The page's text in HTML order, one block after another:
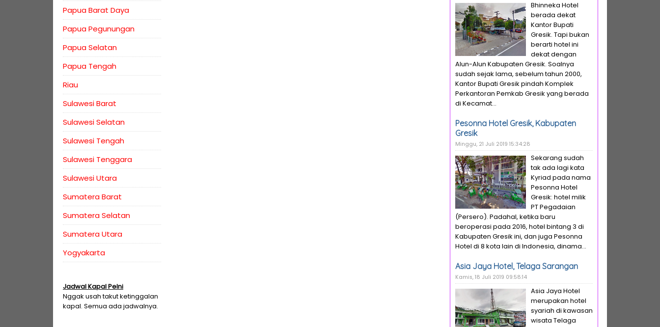
Papua Barat Daya
Papua Pegunungan
Papua Selatan
Papua Tengah
Riau
Sulawesi Barat
Sulawesi Selatan
Sulawesi Tengah
Sulawesi Tenggara
Sulawesi Utara
Sumatera Barat
Sumatera Selatan
Sumatera Utara
Yogyakarta
Jadwal Kapal Pelni
Nggak usah takut ketinggalan
kapal. Semua ada jadwalnya.
Bhinneka Hotel
berada dekat
Kantor Bupati
Gresik. Tapi bukan
berarti hotel ini
dekat dengan
Alun-Alun Kabupaten Gresik. Soalnya
sudah sejak lama, sebelum tahun 2000,
Kantor Bupati Gresik pindah Komplek
Perkantoran Pemkab Gresik yang berada
di Kecamat...
Pesonna Hotel Gresik, Kabupaten
Gresik
Minggu, 21 Juli 2019 15:34:28
Sekarang sudah
tak ada lagi kata
Kyriad pada nama
Pesonna Hotel
Gresik: hotel milik
PT Pegadaian
(Persero). Padahal, ketika baru
beroperasi pada 2016, hotel bintang 3 di
Kabupaten Gresik ini, dan juga Pesonna
Hotel di 8 kota lain di Indonesia, dinama...
Asia Jaya Hotel, Telaga Sarangan
Kamis, 18 Juli 2019 09:58:14
Asia Jaya Hotel
merupakan hotel
syariah di kawasan
wisata Telaga